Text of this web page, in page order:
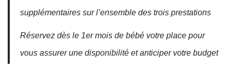
supplémentaires sur l’ensemble des trois prestations
Réservez dès le 1er mois de bébé votre place pour
vous assurer une disponibilité et anticiper votre budget